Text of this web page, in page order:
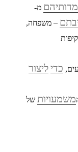
מ-
– משפחה,
כדי ליצור
משמעויות של